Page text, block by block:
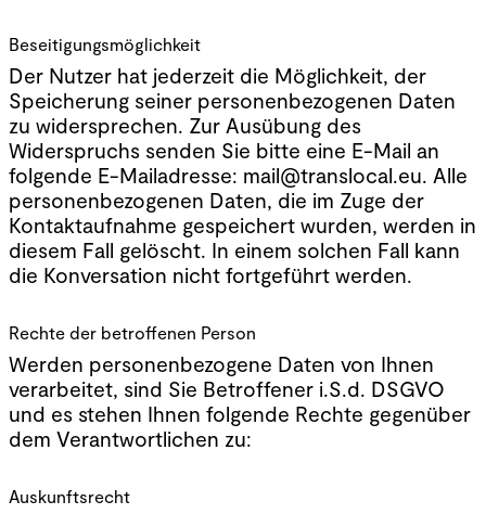
Beseitigungsmöglichkeit
Der Nutzer hat jederzeit die Möglichkeit, der
Speicherung seiner personenbezogenen Daten
zu widersprechen. Zur Ausübung des
Widerspruchs senden Sie bitte eine E-Mail an
folgende E-Mailadresse: mail@translocal.eu. Alle
personenbezogenen Daten, die im Zuge der
Kontaktaufnahme gespeichert wurden, werden in
diesem Fall gelöscht. In einem solchen Fall kann
die Konversation nicht fortgeführt werden.
Rechte der betroffenen Person
Werden personenbezogene Daten von Ihnen
verarbeitet, sind Sie Betroffener i.S.d. DSGVO
und es stehen Ihnen folgende Rechte gegenüber
dem Verantwortlichen zu:
Auskunftsrecht